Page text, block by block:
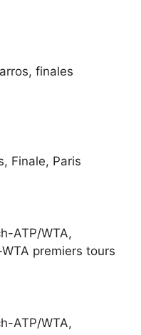
finales
Finale, Paris
ATP/WTA,
premiers tours
ATP/WTA,